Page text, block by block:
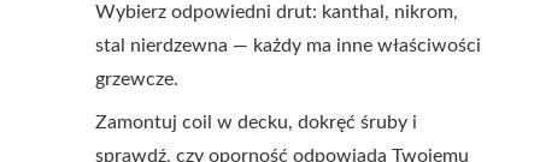
Wybierz odpowiedni drut: kanthal, nikrom,
stal nierdzewna — każdy ma inne właściwości
grzewcze.
Zamontuj coil w decku, dokręć śruby i
sprawdź, czy oporność odpowiada Twojemu